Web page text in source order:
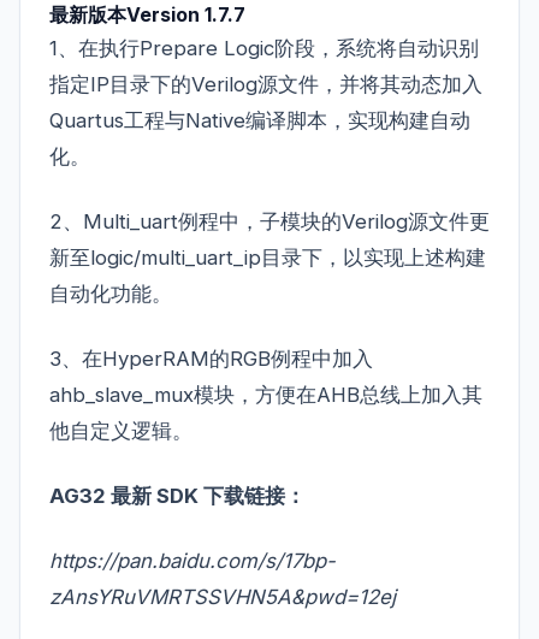
最新版本Version 1.7.7
1、在执行Prepare Logic阶段，系统将自动识别
指定IP目录下的Verilog源文件，并将其动态加入
Quartus工程与Native编译脚本，实现构建自动
化。
2、Multi_uart例程中，子模块的Verilog源文件更
新至logic/multi_uart_ip目录下，以实现上述构建
自动化功能。
3、在HyperRAM的RGB例程中加入
ahb_slave_mux模块，方便在AHB总线上加入其
他自定义逻辑。
AG32 最新 SDK 下载链接：
https://pan.baidu.com/s/17bp-
zAnsYRuVMRTSSVHN5A&pwd=12ej